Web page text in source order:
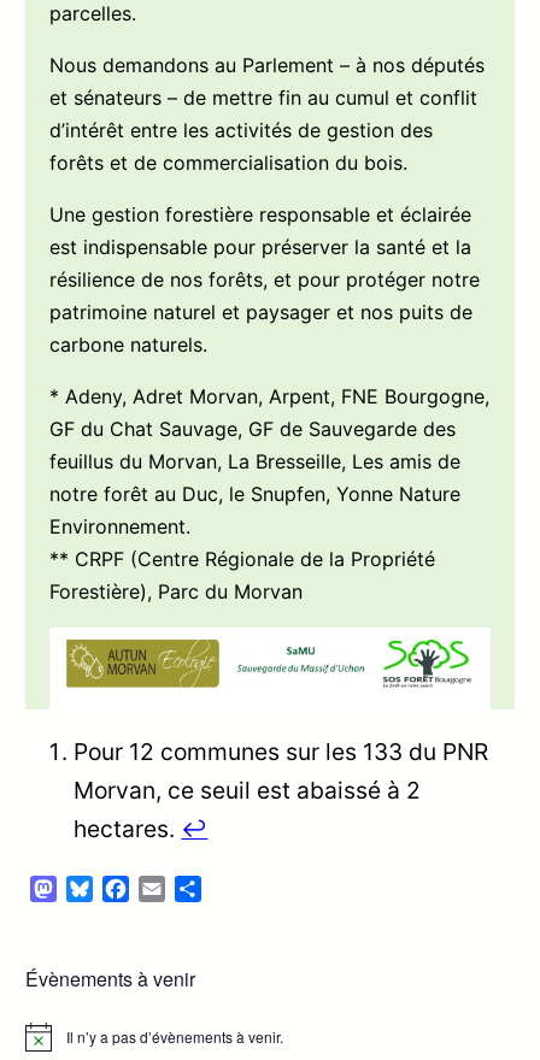
parcelles.
Nous demandons au Parlement – à nos députés
et sénateurs – de mettre fin au cumul et conflit
d’intérêt entre les activités de gestion des
forêts et de commercialisation du bois.
Une gestion forestière responsable et éclairée
est indispensable pour préserver la santé et la
résilience de nos forêts, et pour protéger notre
patrimoine naturel et paysager et nos puits de
carbone naturels.
* Adeny, Adret Morvan, Arpent, FNE Bourgogne,
GF du Chat Sauvage, GF de Sauvegarde des
feuillus du Morvan, La Bresseille, Les amis de
notre forêt au Duc, le Snupfen, Yonne Nature
Environnement.
** CRPF (Centre Régionale de la Propriété
Forestière), Parc du Morvan
Pour 12 communes sur les 133 du PNR
Morvan, ce seuil est abaissé à 2
hectares. ↩︎
Mastodon
BlueskyFacebook
Email
Évènements à venir
Notice Il n’y a pas d’évènements à venir.